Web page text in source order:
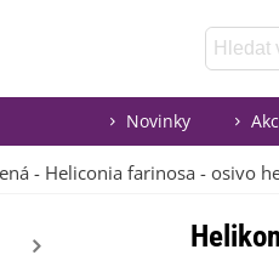
Novinky
- Heliconia farinosa - osivo